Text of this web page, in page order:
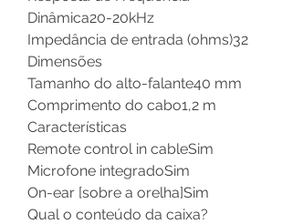
Dinâmica20-20kHz
Impedância de entrada (ohms)32
Dimensões
Tamanho do alto-falante40 mm
Comprimento do cabo1,2 m
Características
Remote control in cableSim
Microfone integradoSim
On-ear [sobre a orelha]Sim
Qual o conteúdo da caixa?